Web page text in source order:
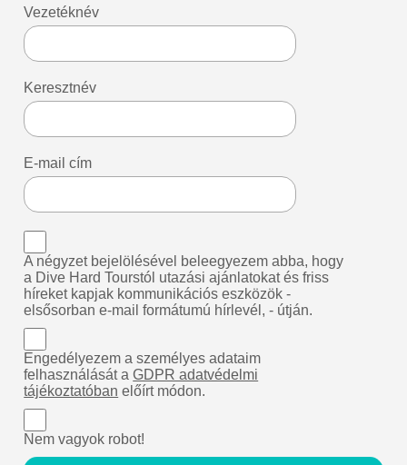
Vezetéknév
Keresztnév
E-mail cím
A négyzet bejelölésével beleegyezem abba, hogy
a Dive Hard Tourstól utazási ajánlatokat és friss
híreket kapjak kommunikációs eszközök -
elsősorban e-mail formátumú hírlevél, - útján.
Engedélyezem a személyes adataim
felhasználását aGDPR adatvédelmi
tájékoztatóban előírt módon.
Nem vagyok robot!